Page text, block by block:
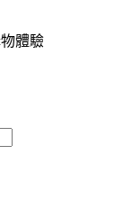
體驗